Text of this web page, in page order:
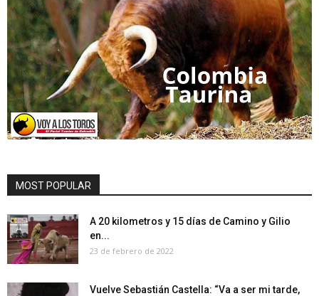
MOST POPULAR
A 20 kilometros y 15 días de Camino y Gilio
en...
23 de febrero de 2022
Vuelve Sebastián Castella: “Va a ser mi tarde,